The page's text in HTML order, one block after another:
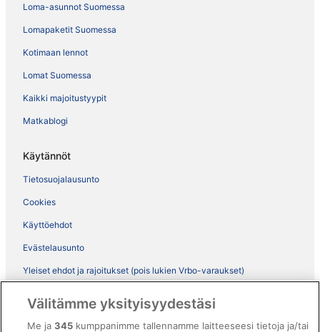
Loma-asunnot Suomessa
Lomapaketit Suomessa
Kotimaan lennot
Lomat Suomessa
Kaikki majoitustyypit
Matkablogi
Käytännöt
Tietosuojalausunto
Cookies
Käyttöehdot
Evästelausunto
Yleiset ehdot ja rajoitukset (pois lukien Vrbo-varaukset)
Välitämme yksityisyydestäsi
Me ja345 kumppanimme tallennamme laitteeseesi tietoja ja/tai